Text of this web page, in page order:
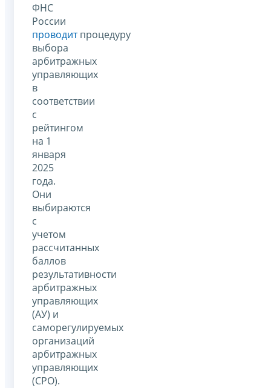
ФНС
России
проводитпроцедуру
выбора
арбитражных
управляющих
в
соответствии
с
рейтингом
на 1
января
2025
года.
Они
выбираются
с
учетом
рассчитанных
баллов
результативности
арбитражных
управляющих
(АУ) и
саморегулируемых
организаций
арбитражных
управляющих
(СРО).